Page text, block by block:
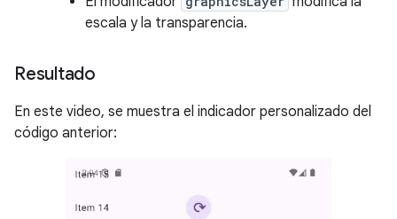
escala y la transparencia.
Resultado
En este video, se muestra el indicador personalizado del
código anterior: